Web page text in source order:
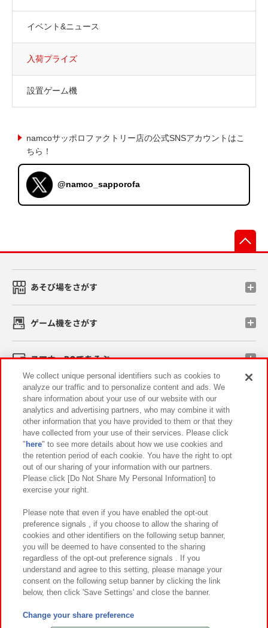
イベント&ニュース
入荷プライズ
設置ゲーム機
namcoサッポロファクトリー店の公式SNSアカウントはこ
ちら！
@namco_sapporofa
あそび場をさがす
ゲーム機をさがす
スマホ・PCであそぶ
イベント・キャンペーン
関連会社 サステナビリティ サイトポリシー
プライバシーポリシー ウェブアクセシビリティ方針と検証結果
お取引先さまとともに
カスタマーハラスメント対応方針 よくあるご質問・お問い合わせ
©Bandai Namco Amusement Inc.
©Bandai Namco Amusement Lab Inc.
We collect unique personal identifiers such as cookies to
analyze our traffic and to personalize content and ads. We
share information about your use of our website with our
analytics and advertising partners, who may combine it with
other information that you have provided to them or that they
have collected from your use of their services. Please click
" here" to see more details about how we use cookies and
the retention period of each cookie. You have the right to opt
out of our sharing of your information with our partners.
Please click [Do Not Share My Personal Information] to
exercise your right.
Please note that even if you have enabled the opt-out
preference signals , if you choose to allow the sharing of
cookies and other identifiers on the following setup banner,
you will be deemed to have consented to the sharing
regardless of the opt-out preference signals . If you
understand and agree to this setting, please manage your
consent on the following setup banner by clicking the link
below, then click 'Save Settings' and close the banner.
Change your share preference